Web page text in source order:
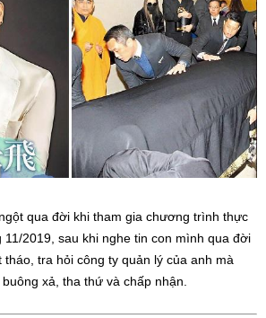
qua đời khi tham gia chương trình thực
11/2019, sau khi nghe tin con mình qua đời
tháo, tra hỏi công ty quản lý của anh mà
xả, tha thứ và chấp nhận.